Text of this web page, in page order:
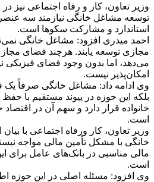
وزیر تعاون، کار و رفاه اجتماعی نیز
توسعه مشاغل خانگی نیازمند سه
استاندارد و مشارکت سکوها است.
احمد میدری افزود: مشاغل خانگی
مجازی توسعه یابند. هرچند فضای
می‌دهد، اما بدون وجود فضای فیزیکی
امکان‌پذیر نیست.
وی ادامه داد: مشاغل خانگی صرفاً یک
بلکه این حوزه در پیوند مستقیم با
خانواده قرار دارد و سهم آن در اقتصاد
است.
وزیر تعاون، کار ورفاه اجتماعی با
خانگی با مشکل تأمین مالی مواجه
مالی مناسبی در بانک‌های عامل برای
است.
وی افزود: مسئله اصلی در این حوزه